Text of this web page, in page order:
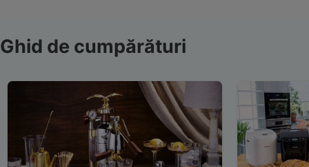
Ghid de cumpărături